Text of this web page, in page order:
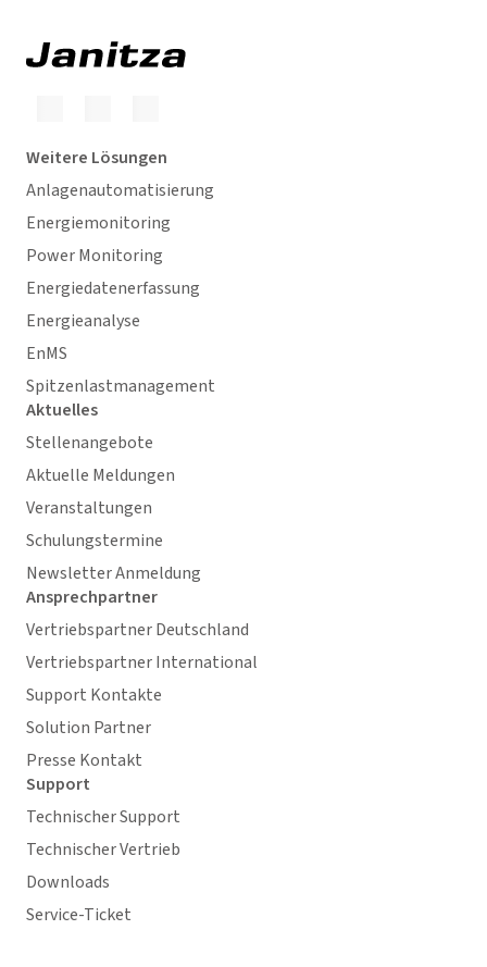
Weitere Lösungen
Anlagenautomatisierung
Energiemonitoring
Power Monitoring
Energiedatenerfassung
Energieanalyse
EnMS
Spitzenlastmanagement
Aktuelles
Stellenangebote
Aktuelle Meldungen
Veranstaltungen
Schulungstermine
Newsletter Anmeldung
Ansprechpartner
Vertriebspartner Deutschland
Vertriebspartner International
Support Kontakte
Solution Partner
Presse Kontakt
Support
Technischer Support
Technischer Vertrieb
Downloads
Service-Ticket